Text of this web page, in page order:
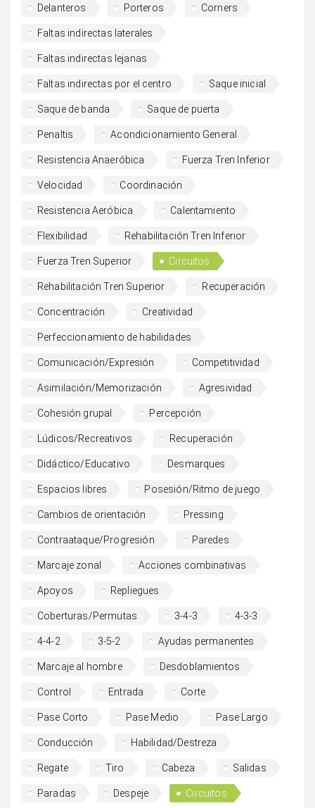
Delanteros Porteros Corners
Faltas indirectas laterales
Faltas indirectas lejanas
Faltas indirectas por el centro Saque inicial
Saque de banda Saque de puerta
Penaltis Acondicionamiento General
Resistencia Anaeróbica Fuerza Tren Inferior
Velocidad Coordinación
Resistencia Aeróbica Calentamiento
Flexibilidad Rehabilitación Tren Inferior
Fuerza Tren Superior Circuitos
Rehabilitación Tren Superior Recuperación
Concentración Creatividad
Perfeccionamiento de habilidades
Comunicación/Expresión Competitividad
Asimilación/Memorización Agresividad
Cohesión grupal Percepción
Lúdicos/Recreativos Recuperación
Didáctico/Educativo Desmarques
Espacios libres Posesión/Ritmo de juego
Cambios de orientación Pressing
Contraataque/Progresión Paredes
Marcaje zonal Acciones combinativas
Apoyos Repliegues
Coberturas/Permutas 3-4-3 4-3-3
4-4-2 3-5-2 Ayudas permanentes
Marcaje al hombre Desdoblamientos
Control Entrada Corte
Pase Corto Pase Medio Pase Largo
Conducción Habilidad/Destreza
Regate Tiro Cabeza Salidas
Paradas Despeje Circuitos